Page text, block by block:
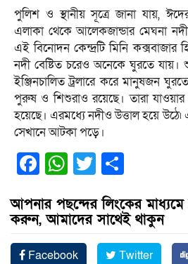
পুলিশ ও স্থানীয় সূত্রে জানা যায়,
এলাকা থেকে আলেকজান্ডার মেঘনা
এই বিনোদন কেন্দ্রটি মিনি কক্সবাজার
নদী বেষ্টিত চরেও অনেকে ঘুরতে যায়।
ইঞ্জিনচালিত ট্রলারে করে মানুষজন
পুরুষ ও শিশুরাও রয়েছে। তারা যাওয়ার
হয়েছে। এরমধ্যে নদীও উত্তাল হয়ে
সেখানে আটকা পড়ে।
Facebook
WhatsApp
Twitter
আপনার পছন্দের লিংকের মাধ্যমে
করুন, আমাদের সাথেই থাকুন
Facebook Twitter